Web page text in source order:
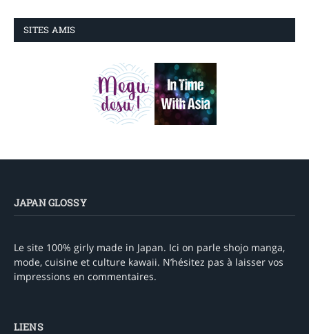
SITES AMIS
JAPAN GLOSSY
Le site 100% girly made in Japan. Ici on parle shojo manga,
mode, cuisine et culture kawaii. N’hésitez pas à laisser vos
impressions en commentaires.
LIENS